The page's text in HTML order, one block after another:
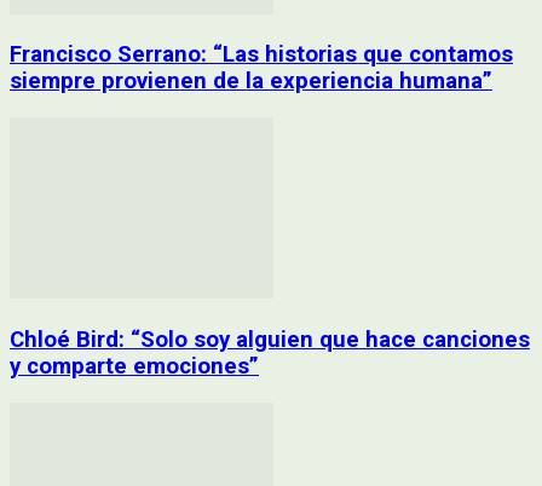
Francisco Serrano: “Las historias que contamos
siempre provienen de la experiencia humana”
Chloé Bird: “Solo soy alguien que hace canciones
y comparte emociones”